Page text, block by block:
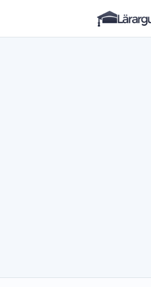
Hoppa
Lärarguiden